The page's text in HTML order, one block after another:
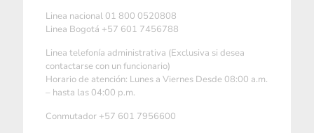
Linea nacional 01 800 0520808
Linea Bogotá +57 601 7456788
Linea telefonía administrativa (Exclusiva si desea
contactarse con un funcionario)
Horario de atención: Lunes a Viernes Desde 08:00 a.m.
– hasta las 04:00 p.m.
Conmutador +57 601 7956600